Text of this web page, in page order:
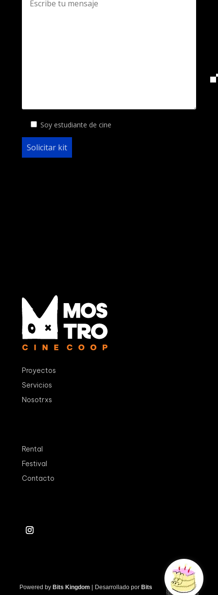
Soy estudiante de cine
Proyectos
Servicios
Nosotrxs
Rental
Festival
Contacto
Powered by Bits Kingdom Desarrollado por Bits